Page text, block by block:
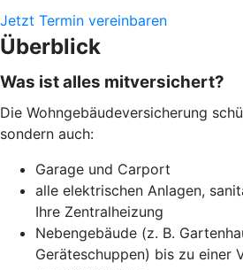
Jetzt Termin vereinbaren
Überblick
Was ist alles mitversichert?
Die Wohngebäudeversicherung
sondern auch:
Garage und Carport
alle elektrischen Anlagen,
Ihre Zentralheizung
Nebengebäude (z. B.
Geräteschuppen) bis zu einer